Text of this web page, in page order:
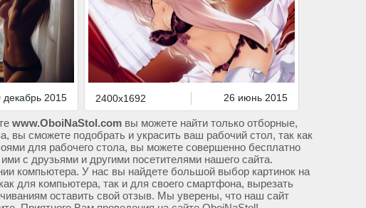
декабрь 2015 2400x1692 26 июнь 2015
www.OboiNaStol.comвы можете найти только отборные,
вы сможете подобрать и украсить ваш рабочий стол, так как
для рабочего стола, вы можете совершенно бесплатно
с друзьями и другими посетителями нашего сайта.
компьютера. У нас вы найдете большой выбор картинок на
для компьютера, так и для своего смартфона, вырезать
оставить свой отзыв. Мы уверены, что наш сайт